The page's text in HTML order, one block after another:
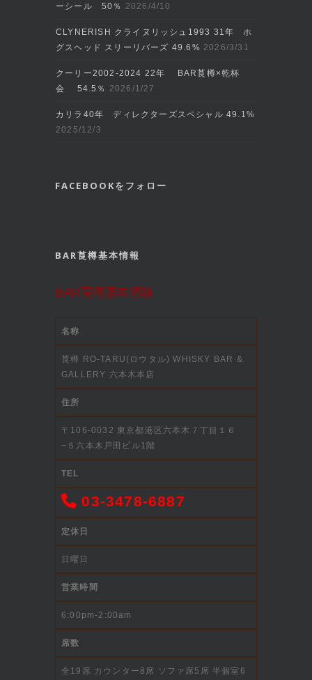
ーシール 50％
2026/4/10
CLYNERISH クライヌリッシュ1993 31年 ホ
グスヘッド スリーリバーズ 49.6% 2026/3/31
クーリー2002‐2024 22年 BAR莨樽×乾杯
会 54.5％
2026/1/27
カリラ40年 ディレクターズスペシャル 49.1%
2025/12/3
FACEBOOKをフォロー
BAR莨樽基本情報
BAR莨樽基本情報
名称
莨樽 RO-TARU(ロウタル) WHISKY BAR &
GALLERY 六本木本店
住所
〒106-0032 東京都港区六本木７丁目１６
−５六本木戸田ビル1階
TEL
03-3478-6887
定休日
日曜日
営業時間
6:00pm-2:00am
席数
全19席 カウンター8席 ソファ席5席 半個室6